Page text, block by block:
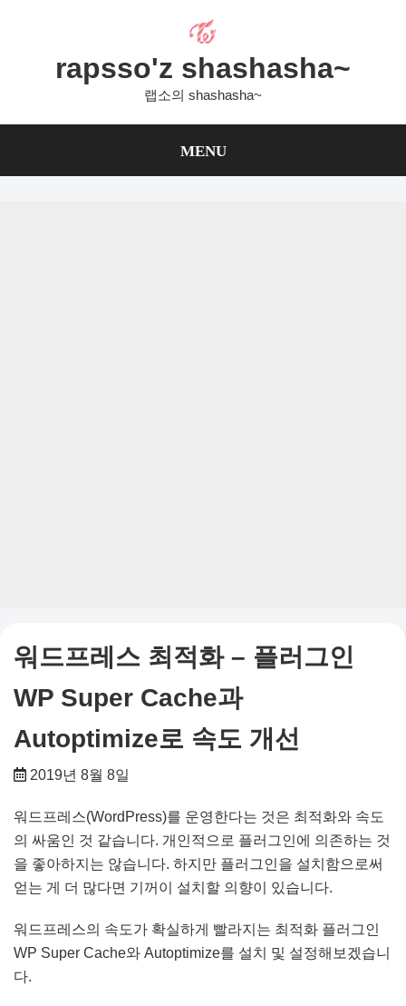
rapsso'z shashasha~
랩소의 shashasha~
MENU
워드프레스 최적화 – 플러그인
WP Super Cache과
Autoptimize로 속도 개선
2019년 8월 8일
워드프레스(WordPress)를 운영한다는 것은 최적화와 속도
의 싸움인 것 같습니다. 개인적으로 플러그인에 의존하는 것
을 좋아하지는 않습니다. 하지만 플러그인을 설치함으로써
얻는 게 더 많다면 기꺼이 설치할 의향이 있습니다.
워드프레스의 속도가 확실하게 빨라지는 최적화 플러그인
WP Super Cache와 Autoptimize를 설치 및 설정해보겠습니
다.